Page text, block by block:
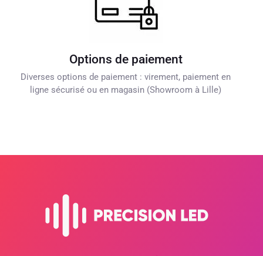
Options de paiement
Diverses options de paiement : virement, paiement en
ligne sécurisé ou en magasin (Showroom à Lille)